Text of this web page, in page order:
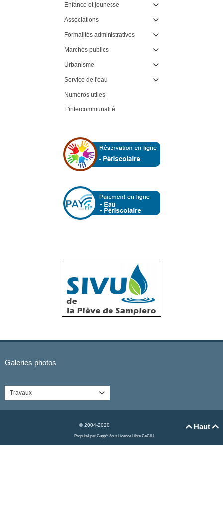
Enfance et jeunesse 
Associations 
Formalités administratives 
Marchés publics 
Urbanisme 
Service de l'eau 
Numéros utiles
L'intercommunalité
Galeries photos
Travaux 
Haut 
© 2004-2020
Propulsé par GuppY Sous Licence Libre CeCILL